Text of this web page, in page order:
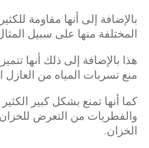
بالإضافة إلى أنها مقاومة
المختلفة منها على سبيل
هذا بالإضافة إلى ذلك أنها
منع تسربات المياه من
كما أنها تمنع بشكل كبير الكثير
والفطريات من التعرض
الخزان.